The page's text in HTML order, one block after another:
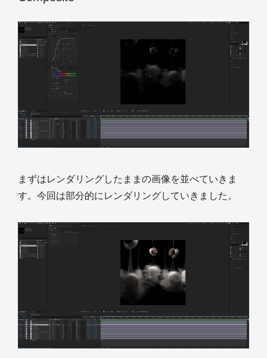
まずはレンダリングしたままの画像を並べていきま
す。今回は部分的にレンダリングしていきました。